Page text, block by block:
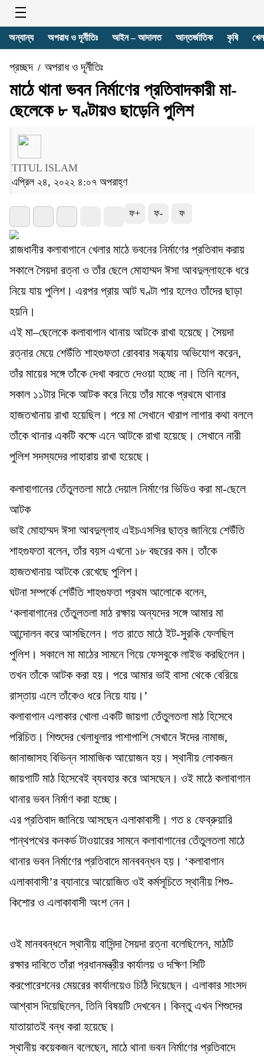
অন্যান্য অপরাধ ও দূর্নীতিঃ আইন – আদালত আন্তর্জাতিক কৃষি
প্রচ্ছদ/ অপরাধ ও দূর্নীতিঃ
মাঠে থানা ভবন নির্মাণের প্রতিবাদকারী মা-
ছেলেকে ৮ ঘণ্টায়ও ছাড়েনি পুলিশ
TITUL ISLAM
এপ্রিল ২৪, ২০২২ ৪:০৭ অপরাহ্ণ
ফ+ ফ- ফ
রাজধানীর কলাবাগানে খেলার মাঠে ভবনের নির্মাণের প্রতিবাদ করায়
সকালে সৈয়দা রত্না ও তাঁর ছেলে মোহাম্মদ ঈসা আবদুল্লাহকে ধরে
নিয়ে যায় পুলিশ। এরপর প্রায় আট ঘণ্টা পার হলেও তাঁদের ছাড়া
হয়নি।
এই মা–ছেলেকে কলাবাগান থানায় আটকে রাখা হয়েছে। সৈয়দা
রত্নার মেয়ে শেউঁতি শাহগুফতা রোববার সন্ধ্যায় অভিযোগ করেন,
তাঁর মায়ের সঙ্গে তাঁকে দেখা করতে দেওয়া হচ্ছে না। তিনি বলেন,
সকাল ১১টার দিকে আটক করে নিয়ে তাঁর মাকে প্রথমে থানার
হাজতখানায় রাখা হয়েছিল। পরে মা সেখানে খারাপ লাগার কথা বললে
তাঁকে থানার একটি কক্ষে এনে আটকে রাখা হয়েছে। সেখানে নারী
পুলিশ সদস্যদের পাহারায় রাখা হয়েছে।
কলাবাগানের তেঁতুলতলা মাঠে দেয়াল নির্মাণের ভিডিও করা মা-ছেলে
আটক
ভাই মোহাম্মদ ঈসা আবদুল্লাহ এইচএসসির ছাত্র জানিয়ে শেউঁতি
শাহগুফতা বলেন, তাঁর বয়স এখনো ১৮ বছরের কম। তাঁকে
হাজতখানায় আটকে রেখেছে পুলিশ।
ঘটনা সম্পর্কে শেউঁতি শাহগুফতা প্রথম আলোকে বলেন,
‘কলাবাগানের তেঁতুলতলা মাঠ রক্ষায় অন্যদের সঙ্গে আমার মা
আন্দোলন করে আসছিলেন। গত রাতে মাঠে ইট-সুরকি ফেলছিল
পুলিশ। সকালে মা মাঠের সামনে গিয়ে ফেসবুকে লাইভ করছিলেন।
তখন তাঁকে আটক করা হয়। পরে আমার ভাই বাসা থেকে বেরিয়ে
রাস্তায় এলে তাঁকেও ধরে নিয়ে যায়।’
কলাবাগান এলাকার খোলা একটি জায়গা তেঁতুলতলা মাঠ হিসেবে
পরিচিত। শিশুদের খেলাধুলার পাশাপাশি সেখানে ঈদের নামাজ,
জানাজাসহ বিভিন্ন সামাজিক আয়োজন হয়। স্থানীয় লোকজন
জায়গাটি মাঠ হিসেবেই ব্যবহার করে আসছেন। ওই মাঠে কলাবাগান
থানার ভবন নির্মাণ করা হচ্ছে।
এর প্রতিবাদ জানিয়ে আসছেন এলাকাবাসী। গত ৪ ফেব্রুয়ারি
পান্থপথের কনকর্ড টাওয়ারের সামনে কলাবাগানের তেঁতুলতলা মাঠে
থানার ভবন নির্মাণের প্রতিবাদে মানববন্ধন হয়। ‘কলাবাগান
এলাকাবাসী’র ব্যানারে আয়োজিত ওই কর্মসূচিতে স্থানীয় শিশু-
কিশোর ও এলাকাবাসী অংশ নেন।
ওই মানববন্ধনে স্থানীয় বাসিন্দা সৈয়দা রত্না বলেছিলেন, মাঠটি
রক্ষার দাবিতে তাঁরা প্রধানমন্ত্রীর কার্যালয় ও দক্ষিণ সিটি
করপোরেশনের মেয়রের কার্যালয়েও চিঠি দিয়েছেন। এলাকার সাংসদ
আশ্বাস দিয়েছিলেন, তিনি বিষয়টি দেখবেন। কিন্তু এখন শিশুদের
যাতায়াতই বন্ধ করা হয়েছে।
স্থানীয় কয়েকজন বলেছেন, মাঠে থানা ভবন নির্মাণের প্রতিবাদে